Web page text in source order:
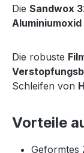
Die Sandwox
Aluminiumoxid
Die robuste
Schleifen von
Vorteile
Geformtes